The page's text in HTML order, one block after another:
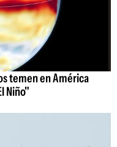
temen en América
Niño"